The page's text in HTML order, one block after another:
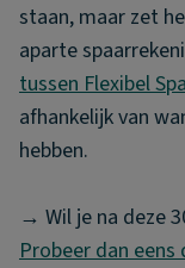
staan, maar zet
aparte
tussen Flexibel
afhankelijk van
hebben.
→ Wil je na deze
Probeer dan eens